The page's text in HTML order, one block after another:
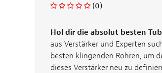
(0)
Hol dir die absolut besten
aus Verstärker und Experten
besten klingenden Rohren, um
dieses Verstärker neu zu